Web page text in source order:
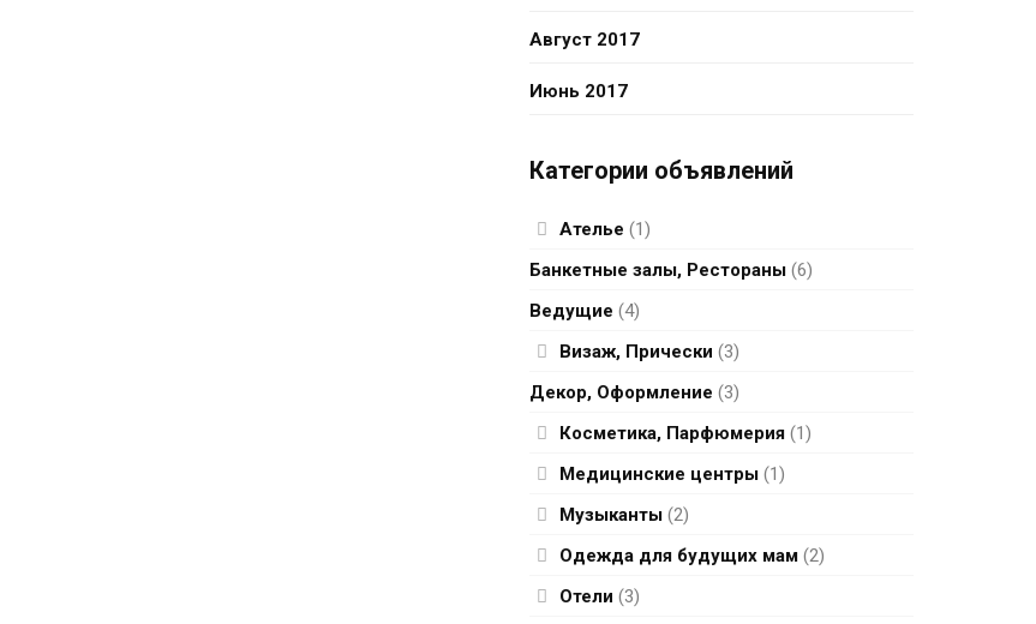
Август 2017
Июнь 2017
Категории объявлений
Ателье (1)
Банкетные залы, Рестораны (6)
Ведущие (4)
Визаж, Прически (3)
Декор, Оформление (3)
Косметика, Парфюмерия (1)
Медицинские центры (1)
Музыканты (2)
Одежда для будущих мам (2)
Отели (3)